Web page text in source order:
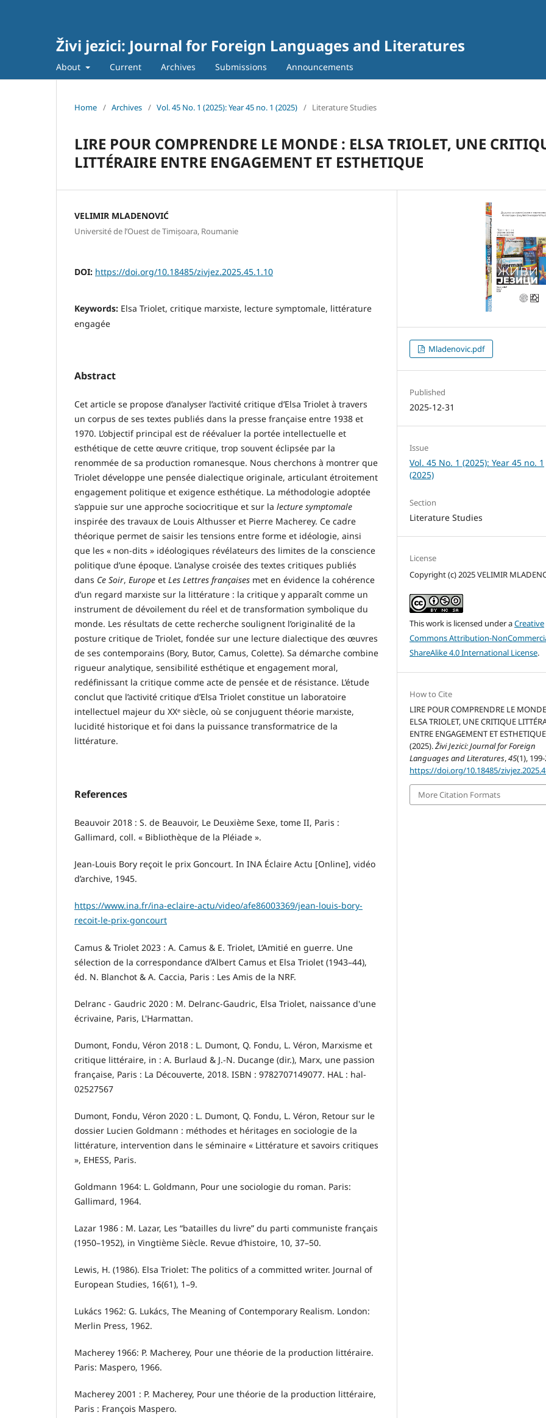
Živi jezici: Journal for Foreign Languages and Literatures
About Current Archives Submissions Announcements
Home / Archives / Vol. 45 No. 1 (2025): Year 45 no. 1 (2025) / Literature Studies
LIRE POUR COMPRENDRE LE MONDE : ELSA TRIOLET, UNE
LITTÉRAIRE ENTRE ENGAGEMENT ET ESTHETIQUE
VELIMIR MLADENOVIĆ
Université de l’Ouest de Timișoara, Roumanie
DOI: https://doi.org/10.18485/zivjez.2025.45.1.10
Keywords: Elsa Triolet, critique marxiste, lecture symptomale, littérature
engagée
Abstract
Cet article se propose d’analyser l’activité critique d’Elsa Triolet à travers
un corpus de ses textes publiés dans la presse française entre 1938 et
1970. L’objectif principal est de réévaluer la portée intellectuelle et
esthétique de cette œuvre critique, trop souvent éclipsée par la
renommée de sa production romanesque. Nous cherchons à montrer que
Triolet développe une pensée dialectique originale, articulant étroitement
engagement politique et exigence esthétique. La méthodologie adoptée
s’appuie sur une approche sociocritique et sur la lecture symptomale
inspirée des travaux de Louis Althusser et Pierre Macherey. Ce cadre
théorique permet de saisir les tensions entre forme et idéologie, ainsi
que les « non-dits » idéologiques révélateurs des limites de la conscience
politique d’une époque. L’analyse croisée des textes critiques publiés
dans Ce Soir, Europe et Les Lettres françaises met en évidence la cohérence
d’un regard marxiste sur la littérature : la critique y apparaît comme un
instrument de dévoilement du réel et de transformation symbolique du
monde. Les résultats de cette recherche soulignent l’originalité de la
posture critique de Triolet, fondée sur une lecture dialectique des œuvres
de ses contemporains (Bory, Butor, Camus, Colette). Sa démarche combine
rigueur analytique, sensibilité esthétique et engagement moral,
redéfinissant la critique comme acte de pensée et de résistance. L’étude
conclut que l’activité critique d’Elsa Triolet constitue un laboratoire
intellectuel majeur du XXᵉ siècle, où se conjuguent théorie marxiste,
lucidité historique et foi dans la puissance transformatrice de la
littérature.
References
Beauvoir 2018 : S. de Beauvoir, Le Deuxième Sexe, tome II, Paris :
Gallimard, coll. « Bibliothèque de la Pléiade ».
Jean-Louis Bory reçoit le prix Goncourt. In INA Éclaire Actu [Online], vidéo
d’archive, 1945.
https://www.ina.fr/ina-eclaire-actu/video/afe86003369/jean-louis-bory-
recoit-le-prix-goncourt
Camus & Triolet 2023 : A. Camus & E. Triolet, L’Amitié en guerre. Une
sélection de la correspondance d’Albert Camus et Elsa Triolet (1943–44),
éd. N. Blanchot & A. Caccia, Paris : Les Amis de la NRF.
Delranc - Gaudric 2020 : M. Delranc-Gaudric, Elsa Triolet, naissance d'une
écrivaine, Paris, L'Harmattan.
Dumont, Fondu, Véron 2018 : L. Dumont, Q. Fondu, L. Véron, Marxisme et
critique littéraire, in : A. Burlaud & J.-N. Ducange (dir.), Marx, une passion
française, Paris : La Découverte, 2018. ISBN : 9782707149077. HAL : hal-
02527567
Dumont, Fondu, Véron 2020 : L. Dumont, Q. Fondu, L. Véron, Retour sur le
dossier Lucien Goldmann : méthodes et héritages en sociologie de la
littérature, intervention dans le séminaire « Littérature et savoirs critiques
», EHESS, Paris.
Goldmann 1964: L. Goldmann, Pour une sociologie du roman. Paris:
Gallimard, 1964.
Lazar 1986 : M. Lazar, Les “batailles du livre” du parti communiste français
(1950–1952), in Vingtième Siècle. Revue d’histoire, 10, 37–50.
Lewis, H. (1986). Elsa Triolet: The politics of a committed writer. Journal of
European Studies, 16(61), 1–9.
Lukács 1962: G. Lukács, The Meaning of Contemporary Realism. London:
Merlin Press, 1962.
Macherey 1966: P. Macherey, Pour une théorie de la production littéraire.
Paris: Maspero, 1966.
Macherey 2001 : P. Macherey, Pour une théorie de la production littéraire,
Paris : François Maspero.
Mladenovic.pdf
Published
2025-12-31
Issue
Vol. 45 No. 1 (2025): Year 45 no. 1
(2025)
Section
Literature Studies
License
Copyright (c) 2025 VELIMIR
This work is licensed under aCreative
Commons Attribution-
ShareAlike 4.0 International License.
How to Cite
LIRE POUR COMPRENDRE LE
ELSA TRIOLET, UNE CRITIQUE
ENTRE ENGAGEMENT ET
(2025).Živi Jezici: Journal for Foreign
Languages and Literatures,45(1),
https://doi.org/10.18485/
More Citation Formats